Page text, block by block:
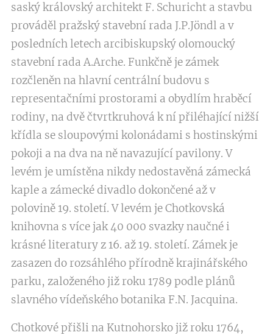
saský královský architekt F. Schuricht a stavbu
prováděl pražský stavební rada J.P.Jöndl a v
posledních letech arcibiskupský olomoucký
stavební rada A.Arche. Funkčně je zámek
rozčleněn na hlavní centrální budovu s
representačními prostorami a obydlím hraběcí
rodiny, na dvě čtvrtkruhová k ní přiléhající nižší
křídla se sloupovými kolonádami s hostinskými
pokoji a na dva na ně navazující pavilony. V
levém je umístěna nikdy nedostavěná zámecká
kaple a zámecké divadlo dokončené až v
polovině 19. století. V levém je Chotkovská
knihovna s více jak 40 000 svazky naučné i
krásné literatury z 16. až 19. století. Zámek je
zasazen do rozsáhlého přírodně krajinářského
parku, založeného již roku 1789 podle plánů
slavného vídeňského botanika F.N. Jacquina.
Chotkové přišli na Kutnohorsko již roku 1764,